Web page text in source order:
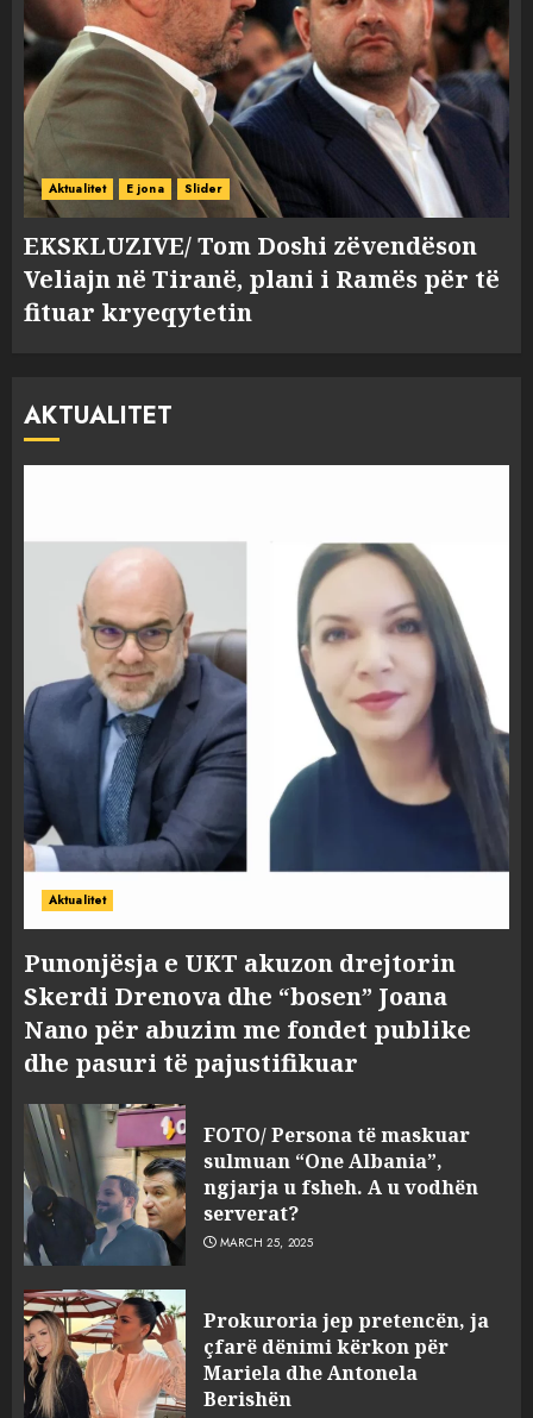
Aktualitet E jona Slider
EKSKLUZIVE/ Tom Doshi zëvendëson
Veliajn në Tiranë, plani i Ramës për të
fituar kryeqytetin
AKTUALITET
Aktualitet
Punonjësja e UKT akuzon drejtorin
Skerdi Drenova dhe “bosen” Joana
Nano për abuzim me fondet publike
dhe pasuri të pajustifikuar
FOTO/ Persona të maskuar
sulmuan “One Albania”,
ngjarja u fsheh. A u vodhën
serverat?
MARCH 25, 2025
Prokuroria jep pretencën, ja
çfarë dënimi kërkon për
Mariela dhe Antonela
Berishën